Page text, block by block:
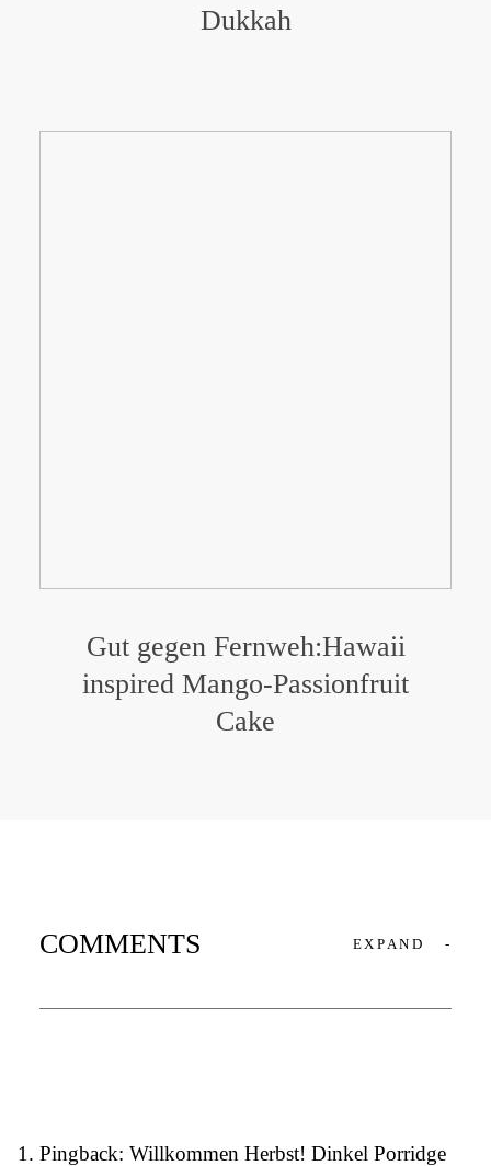
Dukkah
Gut gegen Fernweh:Hawaii
inspired Mango-Passionfruit
Cake
COMMENTS EXPAND -
Pingback: Willkommen Herbst! Dinkel Porridge